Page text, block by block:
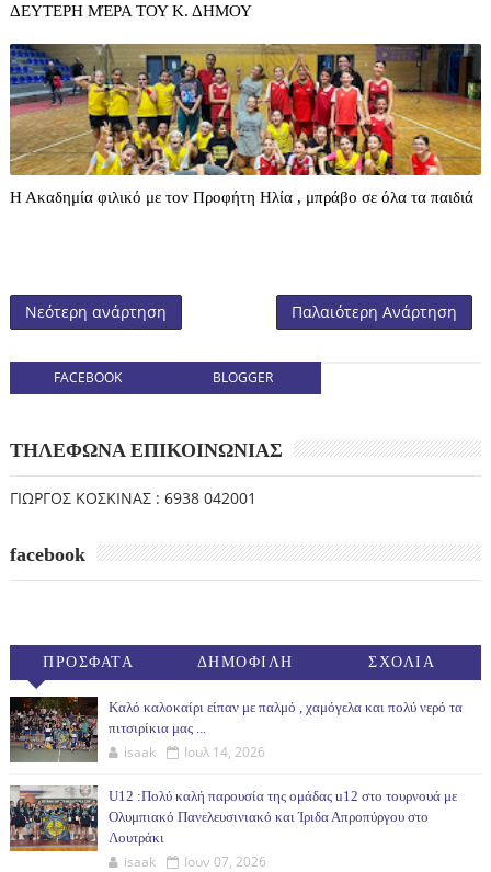
ΔΕΥΤΕΡΗ ΜΈΡΑ ΤΟΥ Κ. ΔΗΜΟΥ
Η Ακαδημία φιλικό με τον Προφήτη Ηλία , μπράβο σε όλα τα παιδιά
Νεότερη ανάρτηση Παλαιότερη Ανάρτηση
FACEBOOK BLOGGER
ΤΗΛΕΦΩΝΑ ΕΠΙΚΟΙΝΩΝΙΑΣ
ΓΙΩΡΓΟΣ ΚΟΣΚΙΝΑΣ : 6938 042001
facebook
ΠΡΟΣΦΑΤΑ ΔΗΜΟΦΙΛΗ ΣΧΟΛΙΑ
Καλό καλοκαίρι είπαν με παλμό , χαμόγελα και πολύ νερό τα
πιτσιρίκια μας ...
isaak Ιουλ 14, 2026
U12 :Πολύ καλή παρουσία της ομάδας u12 στο τουρνουά με
Ολυμπιακό Πανελευσινιακό και Ίριδα Απροπύργου στο
Λουτράκι
isaak Ιουν 07, 2026